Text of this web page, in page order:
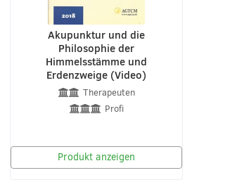
Akupunktur und die
Philosophie der
Himmelsstämme und
Erdenzweige (Video)
Therapeuten
Profi
Produkt anzeigen